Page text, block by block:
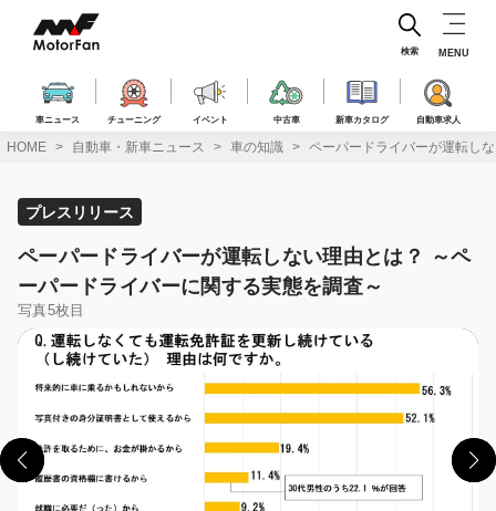
ス
車ニュース チューニング イベント 中古車 新車カタログ 自動車求人
検索 MENU
HOME 自動車・新車ニュース 車の知識 ペーパードライバーが運転し
プレスリリース
ペーパードライバーが運転しない理由とは？ ～ペ
ーパードライバーに関する実態を調査～
写真5枚目